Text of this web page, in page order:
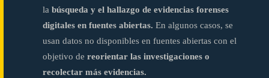
la búsqueda y el hallazgo de evidencias forenses
digitales en fuentes abiertas. En algunos casos, se
usan datos no disponibles en fuentes abiertas con el
objetivo de reorientar las investigaciones o
recolectar más evidencias.